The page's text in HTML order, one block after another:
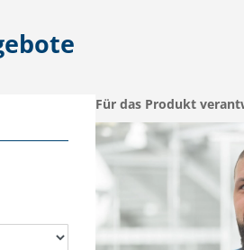
Für das Produkt